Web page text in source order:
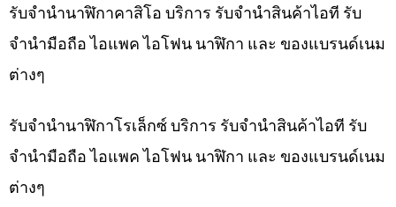
รับจำนำนาฬิกาคาสิโอ บริการ รับจำนำสินค้าไอที รับ
จำนำมือถือ ไอแพค ไอโฟน นาฬิกา และ ของแบรนด์เนม
ต่างๆ
รับจำนำนาฬิกาโรเล็กซ์ บริการ รับจำนำสินค้าไอที รับ
จำนำมือถือ ไอแพค ไอโฟน นาฬิกา และ ของแบรนด์เนม
ต่างๆ